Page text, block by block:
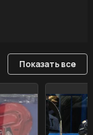
Показать все